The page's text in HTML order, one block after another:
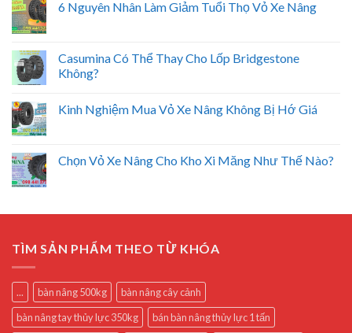
6 Nguyên Nhân Làm Giảm Tuổi Thọ Vỏ Xe Nâng
Casumina Có Thể Thay Cho Lốp Bridgestone
Không?
Kinh Nghiệm Mua Vỏ Xe Nâng Không Bị Hớ Giá
Chọn Vỏ Xe Nâng Cho Kho Xi Măng Như Thế Nào?
TÌM SẢN PHẨM THEO TỪ KHÓA
... bàn nâng 500kg
bàn nâng cây cảnh
bàn nâng tay thủy lực 350kg
bán bàn nâng thủy lực 1 tấn